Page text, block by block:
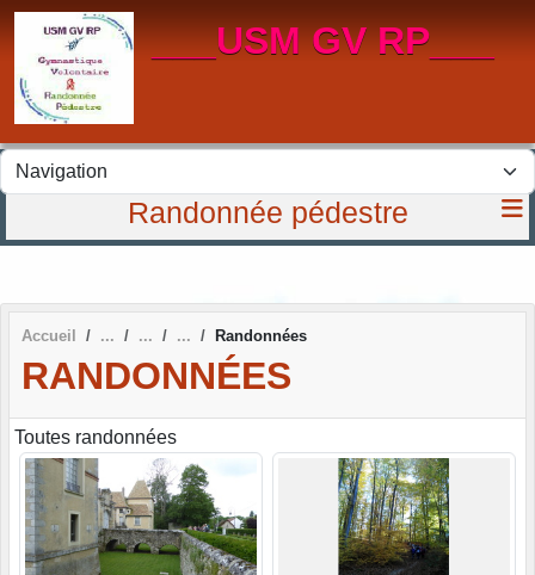
___USM GV RP___
Randonnée pédestre
Accueil Randonnées
RANDONNÉES
Toutes randonnées
Panneau de gestion des cookies